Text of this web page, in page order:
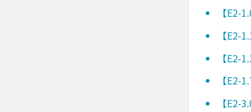
【E2-
【E2-
【E2-
【E2-
【E2-